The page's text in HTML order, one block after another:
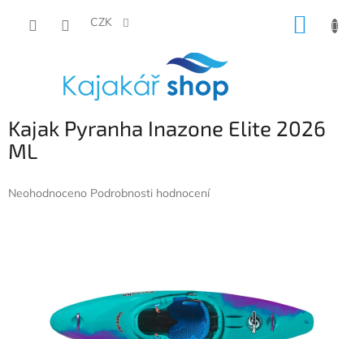
CZK
Kajak Pyranha Inazone Elite 2026
ML
Průměrné
Neohodnoceno Podrobnosti hodnocení